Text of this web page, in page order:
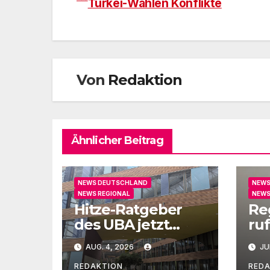
Von Redaktion
Ähnlicher Beitrag
NEWS DEUTSCHLAND
NEWS REGIONAL
Hitze-Ratgeber
des UBA jetzt
auch in Leichter
Sprache
AUG. 4, 2026
REDAKTION